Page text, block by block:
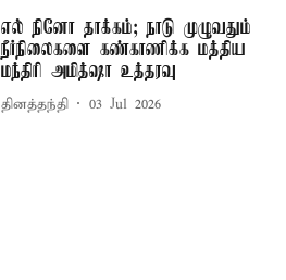
எல் நினோ தாக்கம்; நாடு முழுவதும்
நீர்நிலைகளை கண்காணிக்க மத்திய
மந்திரி அமித்ஷா உத்தரவு
தினத்தந்தி 03 Jul 2026